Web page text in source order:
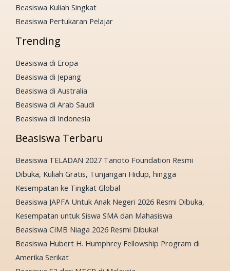
Beasiswa Kuliah Singkat
Beasiswa Pertukaran Pelajar
Trending
Beasiswa di Eropa
Beasiswa di Jepang
Beasiswa di Australia
Beasiswa di Arab Saudi
Beasiswa di Indonesia
Beasiswa Terbaru
Beasiswa TELADAN 2027 Tanoto Foundation Resmi
Dibuka, Kuliah Gratis, Tunjangan Hidup, hingga
Kesempatan ke Tingkat Global
Beasiswa JAPFA Untuk Anak Negeri 2026 Resmi Dibuka,
Kesempatan untuk Siswa SMA dan Mahasiswa
Beasiswa CIMB Niaga 2026 Resmi Dibuka!
Beasiswa Hubert H. Humphrey Fellowship Program di
Amerika Serikat